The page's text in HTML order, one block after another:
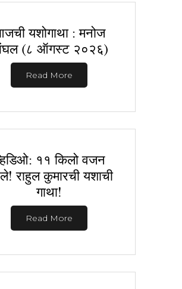
यशोगाथा : मनोज
(८ ऑगस्ट २०२६)
Read More
११ किलो वजन
राहुल कुमारची यशाची
गाथा!
Read More